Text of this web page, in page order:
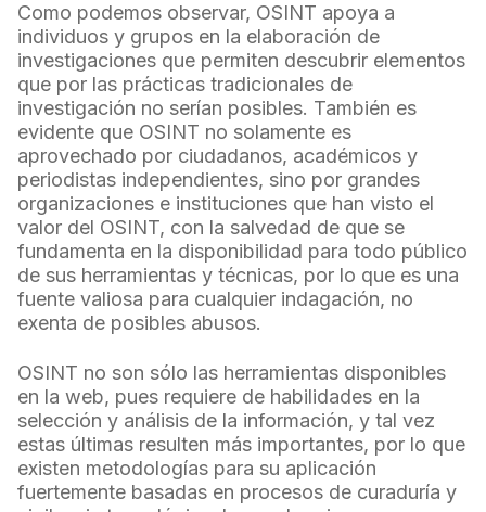
Como podemos observar, OSINT apoya a
individuos y grupos en la elaboración de
investigaciones que permiten descubrir elementos
que por las prácticas tradicionales de
investigación no serían posibles. También es
evidente que OSINT no solamente es
aprovechado por ciudadanos, académicos y
periodistas independientes, sino por grandes
organizaciones e instituciones que han visto el
valor del OSINT, con la salvedad de que se
fundamenta en la disponibilidad para todo público
de sus herramientas y técnicas, por lo que es una
fuente valiosa para cualquier indagación, no
exenta de posibles abusos.
OSINT no son sólo las herramientas disponibles
en la web, pues requiere de habilidades en la
selección y análisis de la información, y tal vez
estas últimas resulten más importantes, por lo que
existen metodologías para su aplicación
fuertemente basadas en procesos de curaduría y